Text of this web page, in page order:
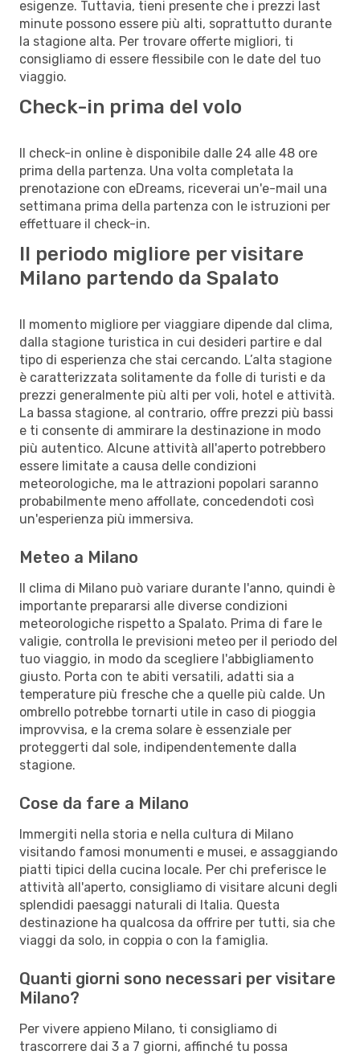
esigenze. Tuttavia, tieni presente che i prezzi last
minute possono essere più alti, soprattutto durante
la stagione alta. Per trovare offerte migliori, ti
consigliamo di essere flessibile con le date del tuo
viaggio.
Check-in prima del volo
Il check-in online è disponibile dalle 24 alle 48 ore
prima della partenza. Una volta completata la
prenotazione con eDreams, riceverai un'e-mail una
settimana prima della partenza con le istruzioni per
effettuare il check-in.
Il periodo migliore per visitare
Milano partendo da Spalato
Il momento migliore per viaggiare dipende dal clima,
dalla stagione turistica in cui desideri partire e dal
tipo di esperienza che stai cercando. L’alta stagione
è caratterizzata solitamente da folle di turisti e da
prezzi generalmente più alti per voli, hotel e attività.
La bassa stagione, al contrario, offre prezzi più bassi
e ti consente di ammirare la destinazione in modo
più autentico. Alcune attività all'aperto potrebbero
essere limitate a causa delle condizioni
meteorologiche, ma le attrazioni popolari saranno
probabilmente meno affollate, concedendoti così
un'esperienza più immersiva.
Meteo a Milano
Il clima di Milano può variare durante l'anno, quindi è
importante prepararsi alle diverse condizioni
meteorologiche rispetto a Spalato. Prima di fare le
valigie, controlla le previsioni meteo per il periodo del
tuo viaggio, in modo da scegliere l'abbigliamento
giusto. Porta con te abiti versatili, adatti sia a
temperature più fresche che a quelle più calde. Un
ombrello potrebbe tornarti utile in caso di pioggia
improvvisa, e la crema solare è essenziale per
proteggerti dal sole, indipendentemente dalla
stagione.
Cose da fare a Milano
Immergiti nella storia e nella cultura di Milano
visitando famosi monumenti e musei, e assaggiando
piatti tipici della cucina locale. Per chi preferisce le
attività all'aperto, consigliamo di visitare alcuni degli
splendidi paesaggi naturali di Italia. Questa
destinazione ha qualcosa da offrire per tutti, sia che
viaggi da solo, in coppia o con la famiglia.
Quanti giorni sono necessari per visitare
Milano?
Per vivere appieno Milano, ti consigliamo di
trascorrere dai 3 a 7 giorni, affinché tu possa